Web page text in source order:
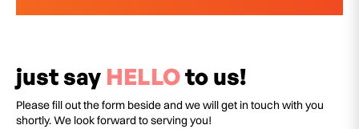
just say HELLOto us!
Please fill out the form beside and we will get in touch with you
shortly. We look forward to serving you!